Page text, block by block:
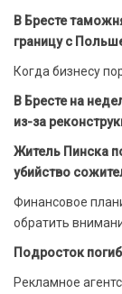
В Бресте
границу с
Когда бизнесу
В Бресте на
из-за
Житель Пинска
убийство
Финансовое
обратить
Подросток
Рекламное